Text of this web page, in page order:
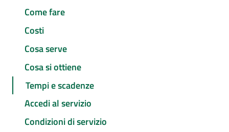
Come fare
Costi
Cosa serve
Cosa si ottiene
Tempi e scadenze
Accedi al servizio
Condizioni di servizio